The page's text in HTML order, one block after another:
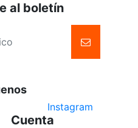
al boletín
Instagram
Cuenta